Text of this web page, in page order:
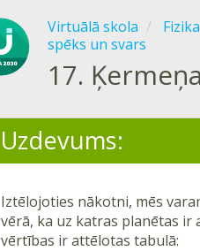
Virtuālā skola
spēks un svars
17.
Uzdevums:
Iztēlojoties nākotni, mēs
vērā, ka uz katras planētas
vērtības ir attēlotas tabulā: